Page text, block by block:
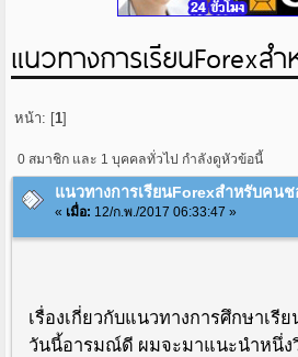
แนวทางการเรียนForexส
หน้า: [1]
0 สมาชิก และ 1 บุคคลทั่วไป กำลังดูหัวข้อนี้
แนวทางการเรียนForexสำหรับคน
« เมื่อ: 12/ก.พ./2017 06:33:47 »
เรื่องเกี่ยวกับแนวทางการศึกษาเ
วันนี้อารมณ์ดี ผมจะมาแนะนำหนึ่ง